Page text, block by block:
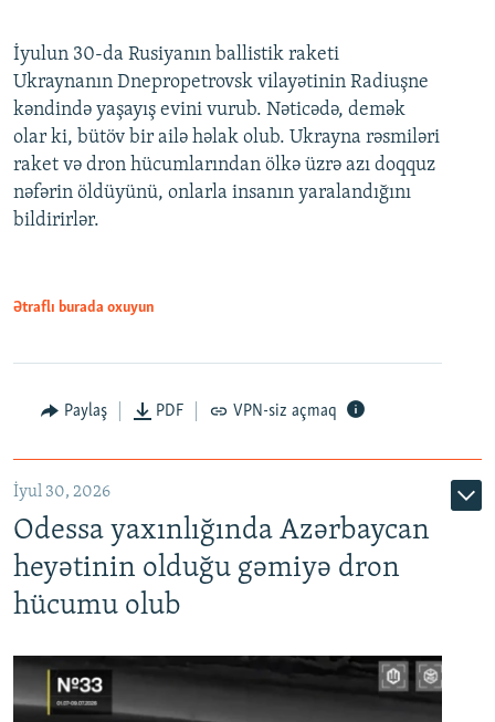
İyulun 30-da Rusiyanın ballistik raketi
Ukraynanın Dnepropetrovsk vilayətinin Radiuşne
kəndində yaşayış evini vurub. Nəticədə, demək
olar ki, bütöv bir ailə həlak olub. Ukrayna rəsmiləri
raket və dron hücumlarından ölkə üzrə azı doqquz
nəfərin öldüyünü, onlarla insanın yaralandığını
bildirirlər.
Ətraflı burada oxuyun
Paylaş PDF VPN-siz açmaq
İyul 30, 2026
Odessa yaxınlığında Azərbaycan
heyətinin olduğu gəmiyə dron
hücumu olub